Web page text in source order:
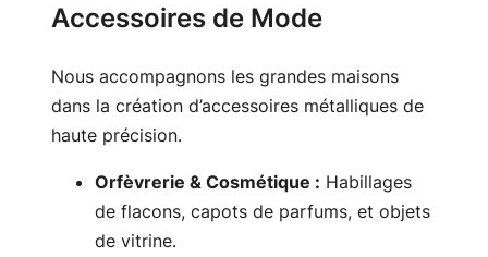
Accessoires de Mode
Nous accompagnons les grandes maisons
dans la création d’accessoires métalliques de
haute précision.
Orfèvrerie & Cosmétique : Habillages
de flacons, capots de parfums, et objets
de vitrine.